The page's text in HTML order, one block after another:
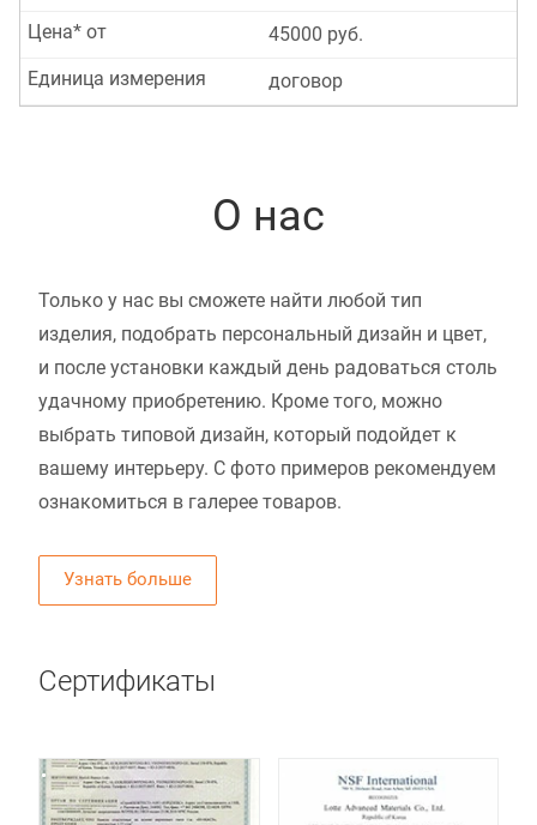
45000 руб.
Цена* от
договор
Единица измерения
О нас
Только у нас вы сможете найти любой тип
изделия, подобрать персональный дизайн и цвет,
и после установки каждый день радоваться столь
удачному приобретению. Кроме того, можно
выбрать типовой дизайн, который подойдет к
вашему интерьеру. С фото примеров рекомендуем
ознакомиться в галерее товаров.
Узнать больше
Сертификаты